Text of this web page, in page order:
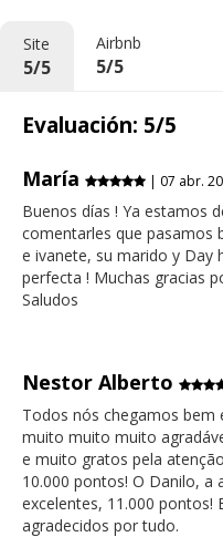
Site
5/5
Airbnb
5/5
Evaluación: 5/5
María | 07 abr.
Buenos días ! Ya estamos
comentarles que pasamos
e ivanete, su marido y Day
perfecta ! Muchas gracias
Saludos
Nestor Alberto
Todos nós chegamos
muito muito muito
e muito gratos pela
10.000 pontos! O Danilo, a
excelentes, 11.000 pontos!
agradecidos por tudo.